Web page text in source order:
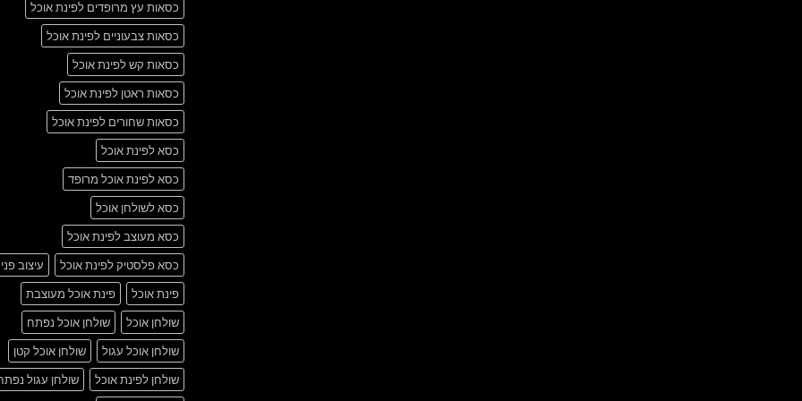
כסאות עץ מרופדים לפינת אוכל
כסאות צבעוניים לפינת אוכל
כסאות קש לפינת אוכל
כסאות ראטן לפינת אוכל
כסאות שחורים לפינת אוכל
כסא לפינת אוכל
כסא לפינת אוכל מרופד
כסא לשולחן אוכל
כסא מעוצב לפינת אוכל
כסא פלסטיק לפינת אוכל
עיצוב
פינת אוכל
פינת אוכל מעוצבת
שולחן אוכל
שולחן אוכל נפתח
שולחן אוכל עגול
שולחן אוכל קטן
שולחן לפינת אוכל
שולחן עגול